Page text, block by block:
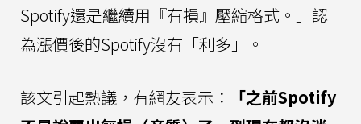
Spotify還是繼續用『有損』壓縮格式。」認
為漲價後的Spotify沒有「利多」。
該文引起熱議，有網友表示：
「之前Spotify